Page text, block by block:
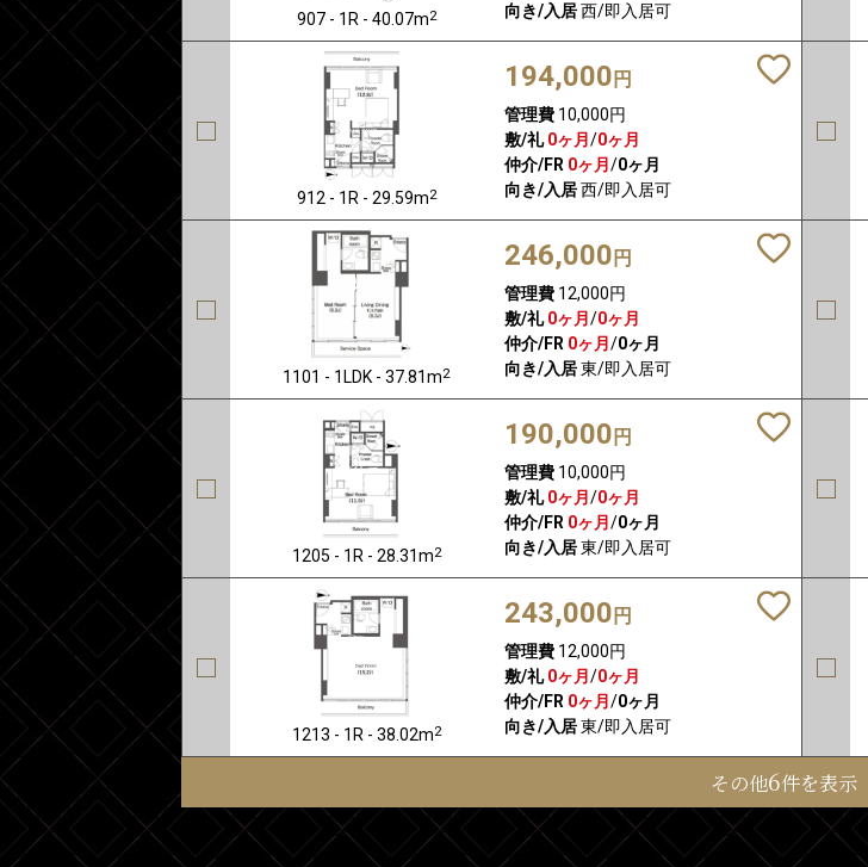
907 - 1R - 40.07m2
向き/入居西/即入居可
912 - 1R - 29.59m2
194,000 円
管理費10,000円
敷/礼 0ヶ月 /0ヶ月
仲介/FR 0ヶ月 /0ヶ月
向き/入居西/即入居可
1101 - 1LDK - 37.81m2
246,000 円
管理費12,000円
敷/礼 0ヶ月 /0ヶ月
仲介/FR 0ヶ月 /0ヶ月
向き/入居東/即入居可
1205 - 1R - 28.31m2
190,000 円
管理費10,000円
敷/礼 0ヶ月 /0ヶ月
仲介/FR 0ヶ月 /0ヶ月
向き/入居東/即入居可
1213 - 1R - 38.02m2
243,000 円
管理費12,000円
敷/礼 0ヶ月 /0ヶ月
仲介/FR 0ヶ月 /0ヶ月
向き/入居東/即入居可
その他6件を表示